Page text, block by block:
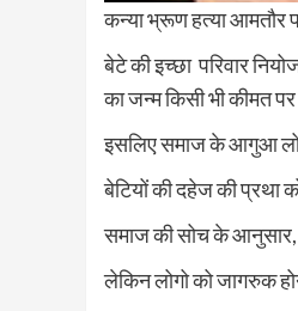
कन्या भ्रूण हत्या आमतौर
बेटे की इच्छा परिवार
का जन्म किसी भी कीमत पर
इसलिए समाज के आगुआ लोग
बेटियों की दहेज की प्रथा
समाज की सोच के
लेकिन लोगो को जागरुक